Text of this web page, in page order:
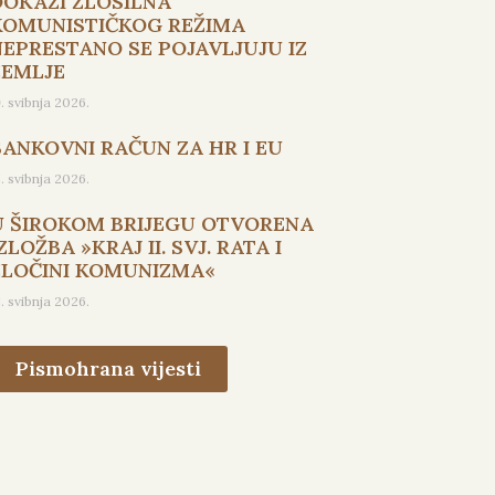
REŽIMA
SE POJAVLJUJU IZ
svibnja 2026.
RAČUN ZA HR I EU
svibnja 2026.
ŠIROKOM BRIJEGU OTVORENA
»KRAJ II. SVJ. RATA I
KOMUNIZMA«
svibnja 2026.
Pismohrana vijesti